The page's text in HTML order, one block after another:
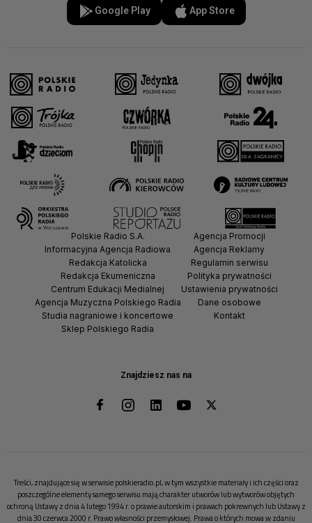
Google Play App Store
Znajdziesz nas na
Polskie Radio S.A.
Informacyjna Agencja Radiowa
Redakcja Katolicka
Redakcja Ekumeniczna
Centrum Edukacji Medialnej
Agencja Muzyczna Polskiego Radia
Studia nagraniowe i koncertowe
Sklep Polskiego Radia
Agencja Promocji
Agencja Reklamy
Regulamin serwisu
Polityka prywatności
Ustawienia prywatności
Dane osobowe
Kontakt
Treści, znajdujące się w serwisie polskieradio.pl, w tym wszystkie materiały i ich części oraz
poszczególne elementy samego serwisu mają charakter utworów lub wytworów objętych
ochroną Ustawy z dnia 4 lutego 1994 r. o prawie autorskim i prawach pokrewnych lub Ustawy z
dnia 30 czerwca 2000 r. Prawo własności przemysłowej. Prawa o których mowa w zdaniu